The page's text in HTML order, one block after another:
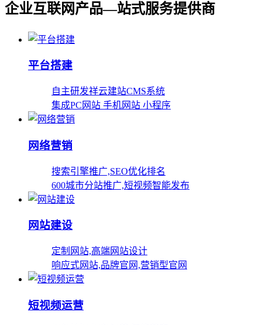
企业互联网产品—站式服务提供商
平台搭建
自主研发祥云建站CMS系统
集成PC网站 手机网站 小程序
网络营销
搜索引擎推广,SEO优化排名
600城市分站推广,短视频智能发布
网站建设
定制网站,高端网站设计
响应式网站,品牌官网,营销型官网
短视频运营